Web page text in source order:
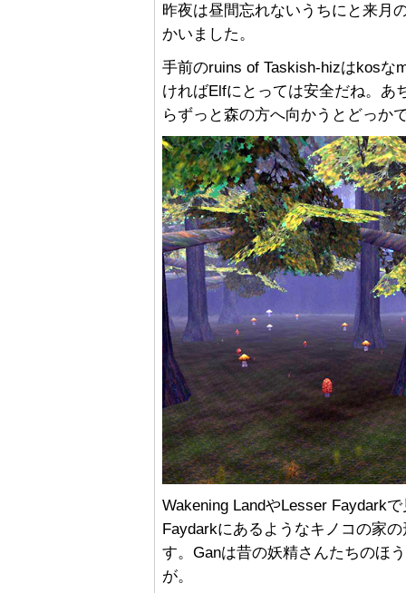
昨夜は昼間忘れないうちにと来月
かいました。
手前のruins of Taskish-hizはkosな
ければElfにとっては安全だね。あ
らずっと森の方へ向かうとどっか
Wakening LandやLesser Faydark
Faydarkにあるようなキノコの家
す。Ganは昔の妖精さんたちのほ
が。